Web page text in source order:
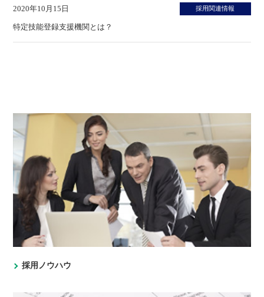
2020年10月15日 採用関連情報
特定技能登録支援機関とは？
採用ノウハウ